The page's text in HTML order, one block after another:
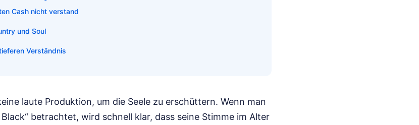
Cash nicht verstand
und Soul
Verständnis
laute Produktion, um die Seele zu erschüttern. Wenn man
betrachtet, wird schnell klar, dass seine Stimme im Alter